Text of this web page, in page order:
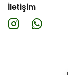
İletişim